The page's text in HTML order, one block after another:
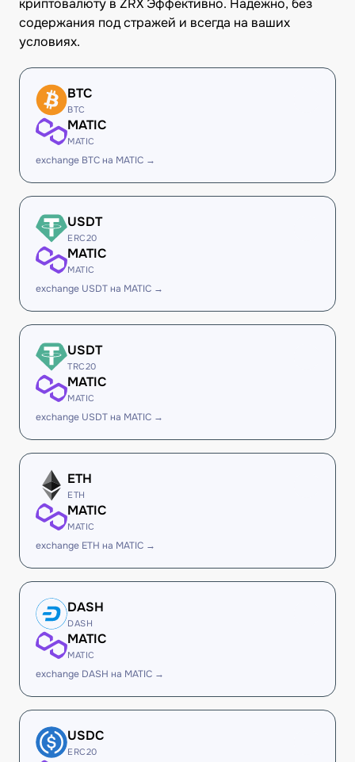
криптовалюту в ZRX Эффективно. Надежно, без
содержания под стражей и всегда на ваших
условиях.
BTC
BTC
MATIC
MATIC
exchange BTC на MATIC →
USDT
ERC20
MATIC
MATIC
exchange USDT на MATIC →
USDT
TRC20
MATIC
MATIC
exchange USDT на MATIC →
ETH
ETH
MATIC
MATIC
exchange ETH на MATIC →
DASH
DASH
MATIC
MATIC
exchange DASH на MATIC →
USDC
ERC20